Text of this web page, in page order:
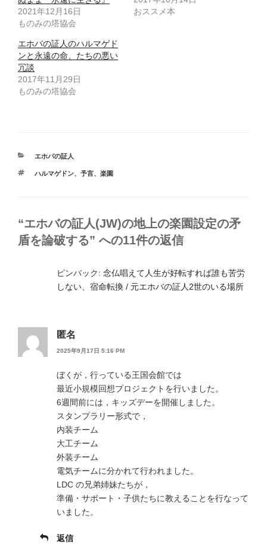
2021年12月16日
ものみの塔協会
おススメ本
エホバの証人のハルマゲド
ンと永遠の命、たちの悪い
冗談
2017年11月29日
ものみの塔協会
カ
ゴ
エホバの証人
タ
ハルマゲドン、 予言、 楽園
“エホバの証人(JW)の地上の楽園設定の矛
盾を論破する” への11件の返信
ピンバック: 念仏唱えて人生が好転すれば誰も苦労
しない、宿命転換 / 元エホバの証人2世のいる場所
匿名
2025年9月17日 5:16 PM
ぼくが，行っている王国会館では
最近小規模回想プロジェクトを行いました。
6週間前には，キッズデーを開催しました。
スタンプラリー形式で，
内装チーム
大工チーム
外装チーム
電気チームに分かれて行われました。
LDC の兄弟姉妹たちが，
準備・サポート・子供たちに教えることを行なって
いました。
返信